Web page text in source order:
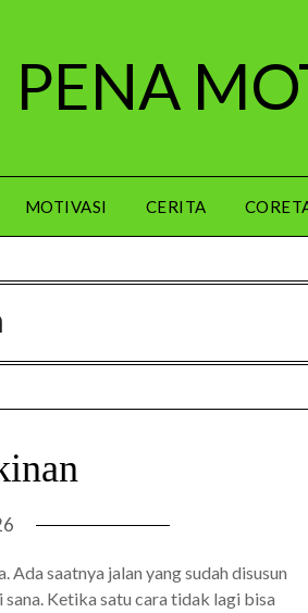
MOTIVASI CERITA
Ada saatnya jalan yang sudah disusun
Ketika satu cara tidak lagi bisa